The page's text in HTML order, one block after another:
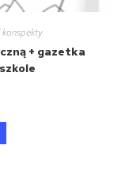
konspekty
+ gazetka